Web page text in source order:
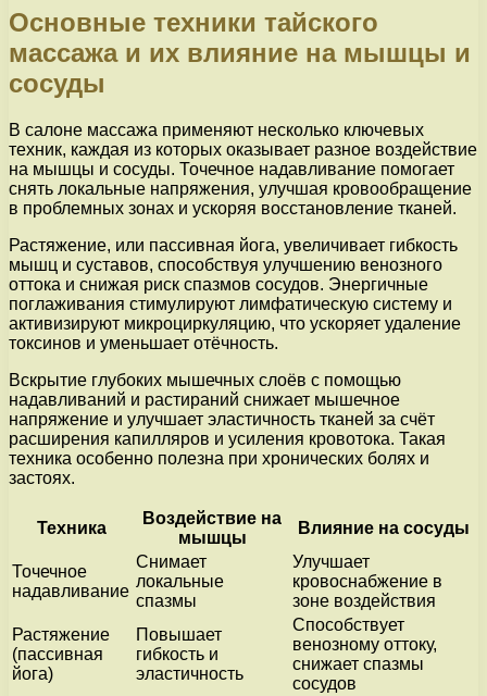
Основные техники тайского
массажа и их влияние на мышцы и
сосуды
В салоне массажа применяют несколько ключевых
техник, каждая из которых оказывает разное воздействие
на мышцы и сосуды. Точечное надавливание помогает
снять локальные напряжения, улучшая кровообращение
в проблемных зонах и ускоряя восстановление тканей.
Растяжение, или пассивная йога, увеличивает гибкость
мышц и суставов, способствуя улучшению венозного
оттока и снижая риск спазмов сосудов. Энергичные
поглаживания стимулируют лимфатическую систему и
активизируют микроциркуляцию, что ускоряет удаление
токсинов и уменьшает отёчность.
Вскрытие глубоких мышечных слоёв с помощью
надавливаний и растираний снижает мышечное
напряжение и улучшает эластичность тканей за счёт
расширения капилляров и усиления кровотока. Такая
техника особенно полезна при хронических болях и
застоях.
Техника
Воздействие на
мышцы
Влияние на сосуды
Точечное
надавливание
Снимает
локальные
спазмы
Улучшает
кровоснабжение в
зоне воздействия
Растяжение
(пассивная
йога)
Повышает
гибкость и
эластичность
Способствует
венозному оттоку,
снижает спазмы
сосудов